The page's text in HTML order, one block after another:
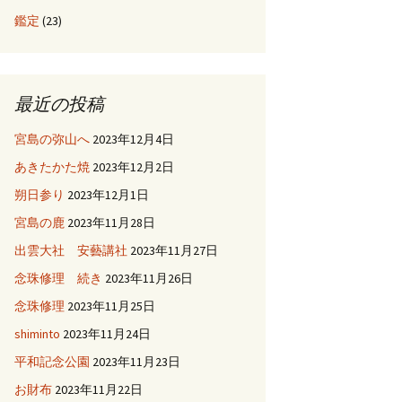
鑑定 (23)
最近の投稿
宮島の弥山へ 2023年12月4日
あきたかた焼 2023年12月2日
朔日参り 2023年12月1日
宮島の鹿 2023年11月28日
出雲大社 安藝講社 2023年11月27日
念珠修理 続き 2023年11月26日
念珠修理 2023年11月25日
shiminto 2023年11月24日
平和記念公園 2023年11月23日
お財布 2023年11月22日